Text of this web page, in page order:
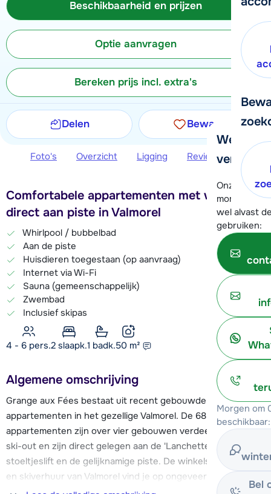
We
verder!
Onze
moment
wel alvast
gebruiken:
Morgen om
beschikbaar:
Bel
Beschikbaarheid en prijzen
Optie aanvragen
Bereken prijs incl. extra's
Delen Bewaren
Foto's Overzicht Ligging Reviews
Comfortabele appartementen met wellness
direct aan piste in Valmorel
Whirlpool / bubbelbad
Aan de piste
Huisdieren toegestaan (op aanvraag)
Internet via Wi-Fi
Sauna (gemeenschappelijk)
Zwembad
Inclusief skipas
4 - 6 pers.2 slaapk.1 badk.50 m²
Algemene omschrijving
Grange aux Fées bestaat uit recent gebouwde
appartementen in het gezellige Valmorel. De 68
appartementen zijn over vier gebouwen verdeeld, ski-in en
ski-out en zijn direct gelegen aan de 'Lanchettes'
stoeltjeslift en de gelijknamige piste. De winkels, restaurants
en skiverhuur van Valmorel vind je op ongeveer 800 meter
afstand.